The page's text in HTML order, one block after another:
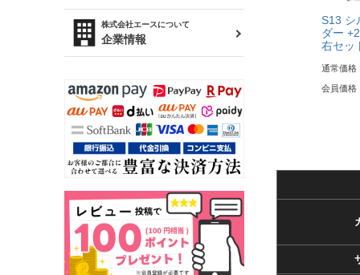
RAV4 キャラバン
ローレル
セフィーロ
ベビー用品
株式会社エースについて
企業情報
S13 シ
ダー
右セッ
通常価格
会員価格